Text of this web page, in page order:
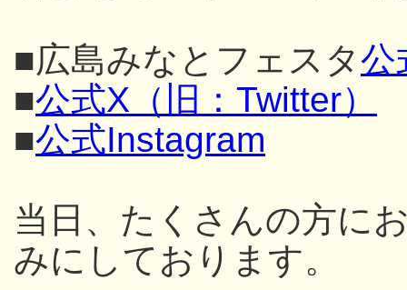
■広島みなとフェスタ公
■公式X（旧：Twitter）
■公式Instagram
当日、たくさんの方に
みにしております。